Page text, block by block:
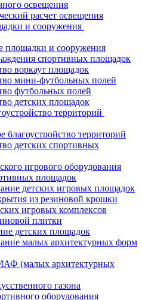
освещения
расчет освещения
и сооружения
площадки и сооружения
спортивных площадок
воркаут площадок
мини-футбольных полей
футбольных полей
детских площадок
территорий
благоустройство территорий
детских спортивных
игрового оборудования
площадок
детских игровых площадок
из резиновой крошки
игровых комплексов
плитки
детских площадок
малых архитектурных форм
(малых архитектурных
газона
оборудования